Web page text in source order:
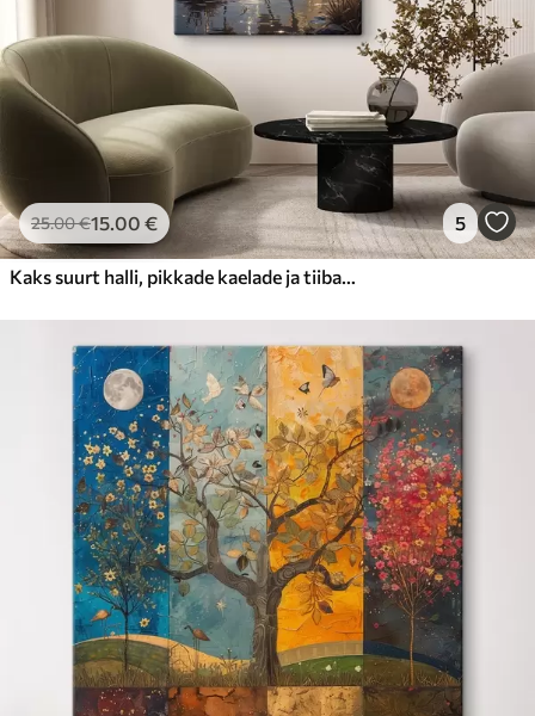
25.00€15.00 € 5
Kaks suurt halli, pikkade kaelade ja tiibadega kraanat, mis seisavad puudest ümbritsetud udujärves